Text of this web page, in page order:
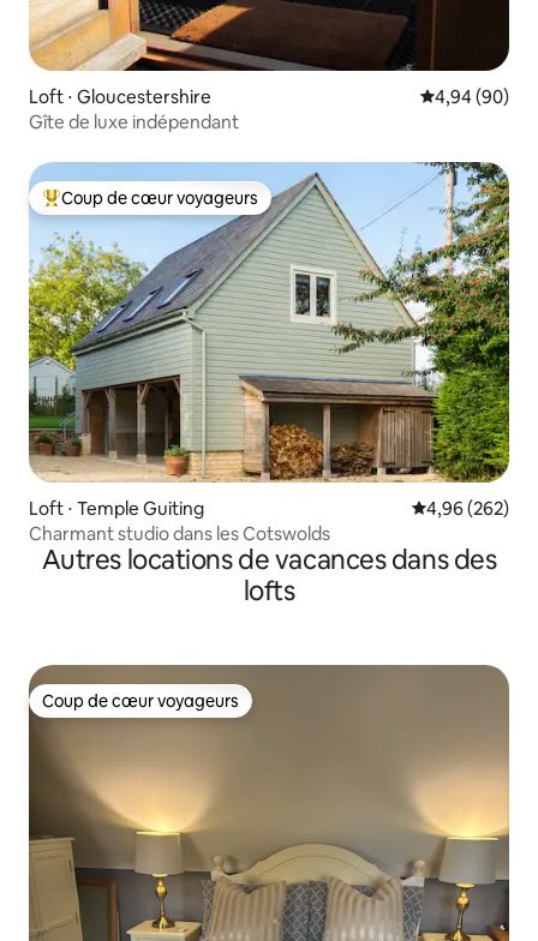
Loft ⋅ Gloucestershire Évaluation
4,94 (90)
Gîte de luxe indépendant
Coups de cœur voyageurs les plus appréciés
Coup de cœur voyageurs
Loft ⋅ Temple Guiting Évaluation
4,96 (262)
Charmant studio dans les Cotswolds
Autres locations de vacances dans des
lofts
Coup de cœur voyageurs
Coup de cœur voyageurs